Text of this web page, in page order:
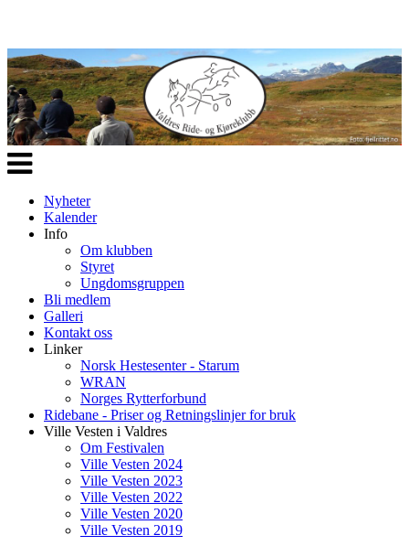
Veksle
navigasjon
Nyheter
Kalender
Info
Om klubben
Styret
Ungdomsgruppen
Bli medlem
Galleri
Kontakt oss
Linker
Norsk Hestesenter - Starum
WRAN
Norges Rytterforbund
Ridebane - Priser og Retningslinjer for bruk
Ville Vesten i Valdres
Om Festivalen
Ville Vesten 2024
Ville Vesten 2023
Ville Vesten 2022
Ville Vesten 2020
Ville Vesten 2019